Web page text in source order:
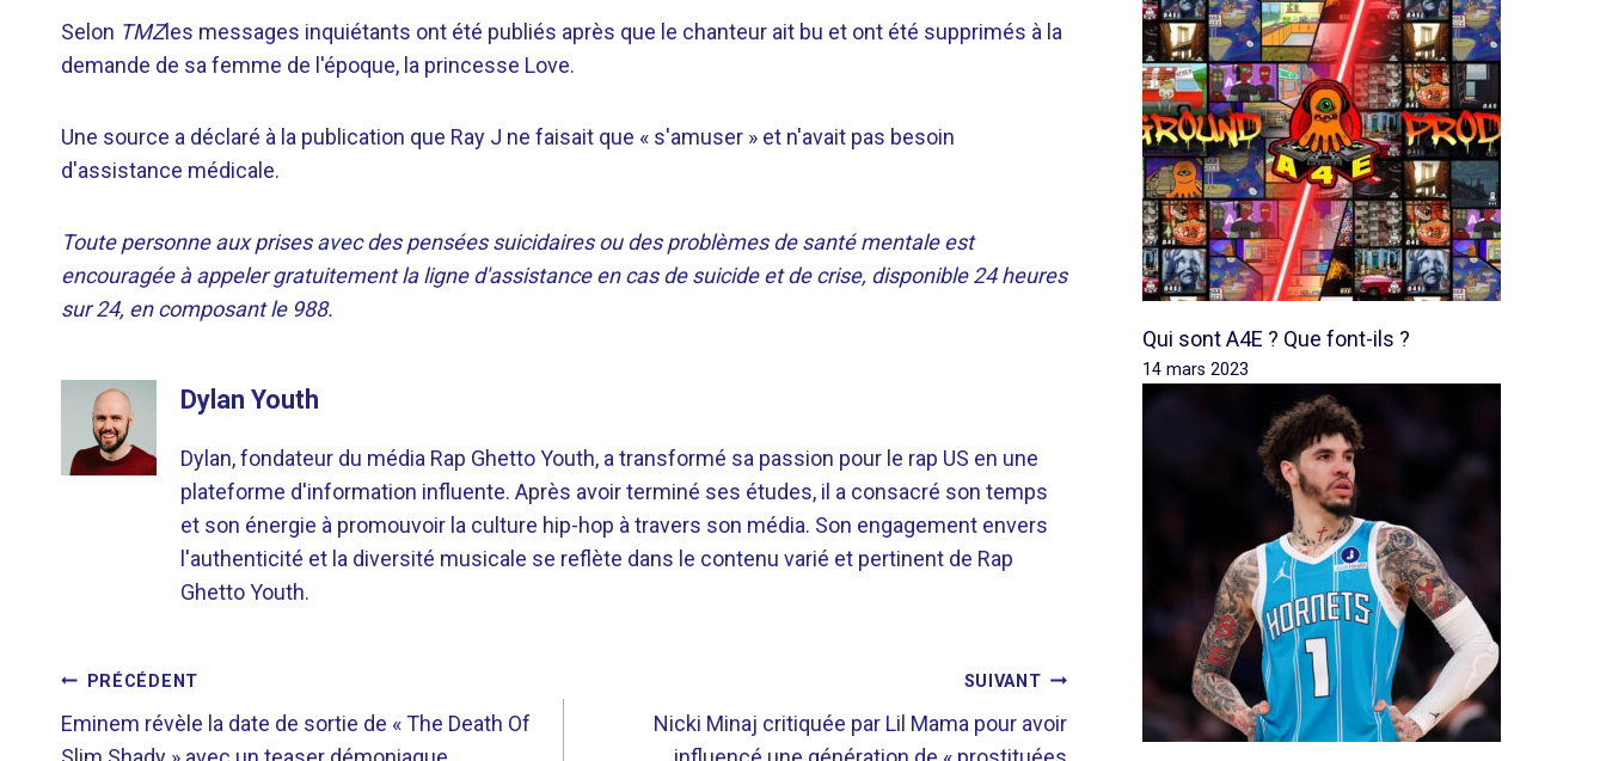
Selon TMZles messages inquiétants ont été publiés après que le chanteur ait bu et ont été supprimés à la
demande de sa femme de l'époque, la princesse Love.
Une source a déclaré à la publication que Ray J ne faisait que « s'amuser » et n'avait pas besoin
d'assistance médicale.
Toute personne aux prises avec des pensées suicidaires ou des problèmes de santé mentale est
encouragée à appeler gratuitement la ligne d'assistance en cas de suicide et de crise, disponible 24 heures
sur 24, en composant le 988.
Dylan Youth
Dylan, fondateur du média Rap Ghetto Youth, a transformé sa passion pour le rap US en une
plateforme d'information influente. Après avoir terminé ses études, il a consacré son temps
et son énergie à promouvoir la culture hip-hop à travers son média. Son engagement envers
l'authenticité et la diversité musicale se reflète dans le contenu varié et pertinent de Rap
Ghetto Youth.
NAVIGATION
PRÉCÉDENT
Eminem révèle la date de sortie de « The Death Of
SUIVANT
Nicki Minaj critiquée par Lil Mama pour avoir
Qui sont A4E ? Que font-ils ?
14 mars 2023